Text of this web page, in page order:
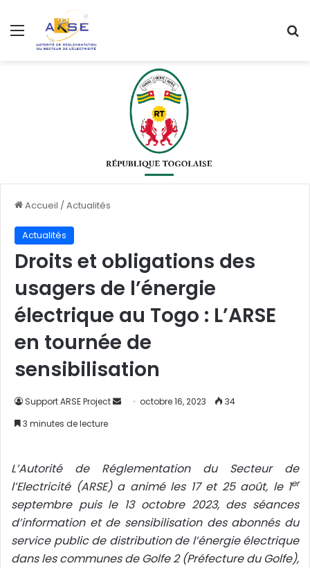
Menu
Accueil /Actualités
Actualités
Droits et obligations des
usagers de l’énergie
électrique au Togo : L’ARSE
en tournée de
sensibilisation
Support ARSE Project
y
e
octobre 16, 2023
34
3 minutes de lecture
L’Autorité de Réglementation du Secteur de
l’Electricité (ARSE) a animé les 17 et 25 août, le 1er
septembre puis le 13 octobre 2023, des séances
d’information et de sensibilisation des abonnés du
service public de distribution de l’énergie électrique
dans les communes de Golfe 2 (Préfecture du Golfe),